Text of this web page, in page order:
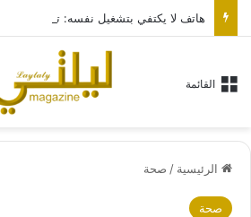
القائمة
الرئيسية / صحة
صحة